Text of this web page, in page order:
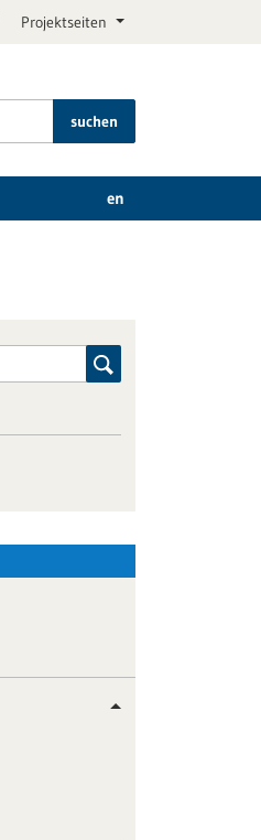
Projektseiten
suchen
en